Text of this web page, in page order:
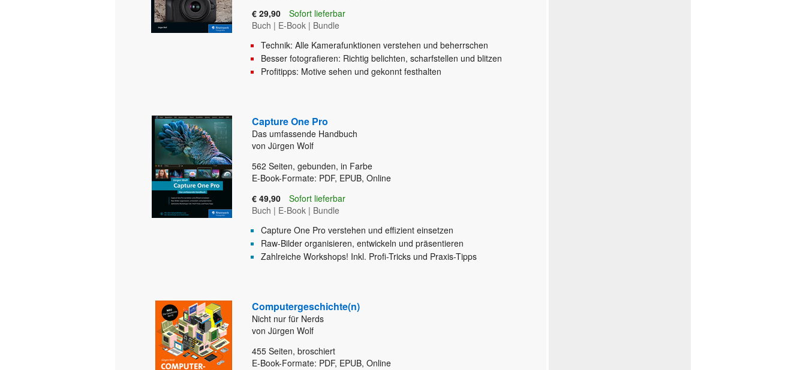
€ 29,90
Sofort lieferbar
Buch | E-Book | Bundle
Technik: Alle Kamerafunktionen verstehen und beherrschen
Besser fotografieren: Richtig belichten, scharfstellen und blitzen
Profitipps: Motive sehen und gekonnt festhalten
Capture One Pro
Das umfassende Handbuch
von Jürgen Wolf
562 Seiten, gebunden, in Farbe
E-Book-Formate: PDF, EPUB, Online
€ 49,90
Sofort lieferbar
Buch | E-Book | Bundle
Capture One Pro verstehen und effizient einsetzen
Raw-Bilder organisieren, entwickeln und präsentieren
Zahlreiche Workshops! Inkl. Profi-Tricks und Praxis-Tipps
Computergeschichte(n)
Nicht nur für Nerds
von Jürgen Wolf
455 Seiten, broschiert
E-Book-Formate: PDF, EPUB, Online